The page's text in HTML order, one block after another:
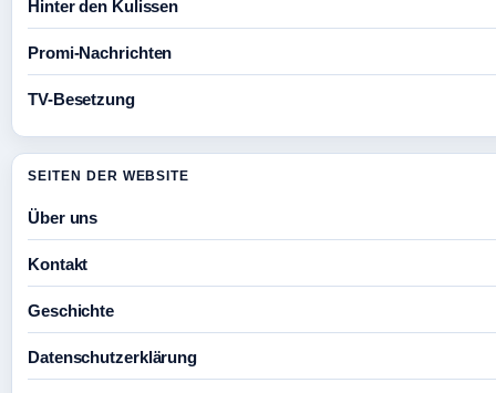
Hinter den Kulissen
Promi-Nachrichten
TV-Besetzung
SEITEN DER WEBSITE
Über uns
Kontakt
Geschichte
Datenschutzerklärung